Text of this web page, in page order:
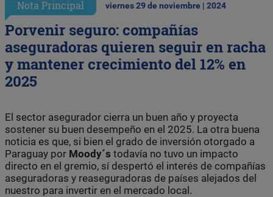
Nota Principal viernes 29 de noviembre | 2024
Porvenir seguro: compañías
aseguradoras quieren seguir en racha
y mantener crecimiento del 12% en
2025
El sector asegurador cierra un buen año y proyecta
sostener su buen desempeño en el 2025. La otra buena
noticia es que, si bien el grado de inversión otorgado a
Paraguay por Moody´s todavía no tuvo un impacto
directo en el gremio, sí despertó el interés de compañías
aseguradoras y reaseguradoras de países alejados del
nuestro para invertir en el mercado local.